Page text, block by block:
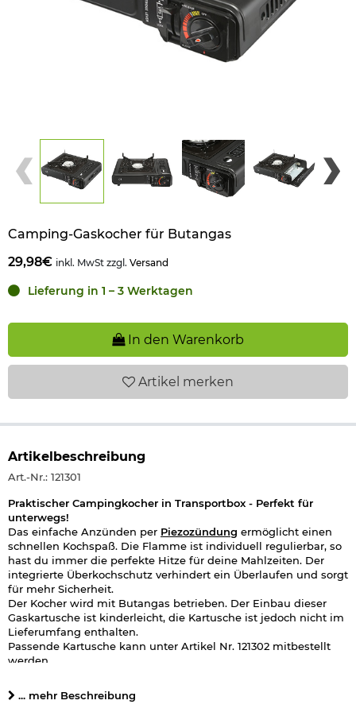
Camping-Gaskocher für Butangas
29,98€ inkl. MwSt zzgl. Versand
Lieferung in 1 – 3 Werktagen
In den Warenkorb
Artikel merken
Artikelbeschreibung
Art.-Nr.: 121301
Praktischer Campingkocher in Transportbox - Perfekt für
unterwegs!
Das einfache Anzünden per Piezozündung ermöglicht einen
schnellen Kochspaß. Die Flamme ist individuell regulierbar, so
hast du immer die perfekte Hitze für deine Mahlzeiten. Der
integrierte Überkochschutz verhindert ein Überlaufen und sorgt
für mehr Sicherheit.
Der Kocher wird mit Butangas betrieben. Der Einbau dieser
Gaskartusche ist kinderleicht, die Kartusche ist jedoch nicht im
Lieferumfang enthalten.
Passende Kartusche kann unter Artikel Nr. 121302 mitbestellt
werden.
Details zum Camingkocher für Butangas:
... mehr Beschreibung